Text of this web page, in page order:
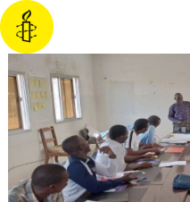
Aller
au
contenu